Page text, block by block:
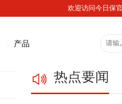
欢迎访问今日保
产品
热点要闻